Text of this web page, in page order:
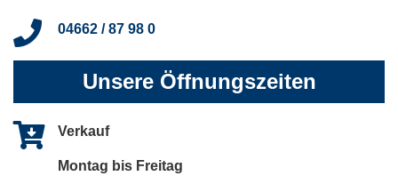
04662 / 87 98 0
Unsere Öffnungszeiten
Verkauf
Montag bis Freitag